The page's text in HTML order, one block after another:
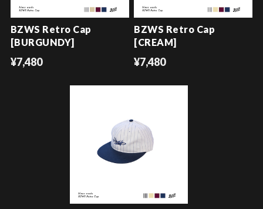
BZWS Retro Cap
[BURGUNDY]
¥7,480
BZWS Retro Cap
[CREAM]
¥7,480